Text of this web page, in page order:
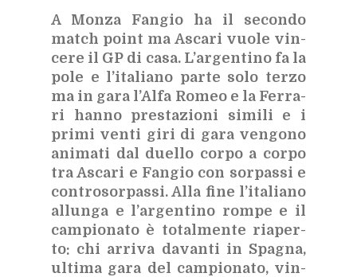
A Mon­za Fan­gio ha il se­con­do
mat­ch point ma Asca­ri vuo­le vin­
ce­re il GP di casa. L’ar­gen­ti­no fa la
pole e l’i­ta­lia­no par­te solo ter­zo
ma in gara l’Al­fa Ro­meo e la Fer­ra­
ri han­no pre­sta­zio­ni si­mi­li e i
pri­mi ven­ti giri di gara ven­go­no
ani­ma­ti dal duel­lo cor­po a cor­po
tra Asca­ri e Fan­gio con sor­pas­si e
con­tro­sor­pas­si. Alla fine l’i­ta­lia­no
al­lun­ga e l’ar­gen­ti­no rom­pe e il
cam­pio­na­to è to­tal­men­te ria­per­
to: chi ar­ri­va da­van­ti in Spa­gna,
ul­ti­ma gara del cam­pio­na­to, vin­